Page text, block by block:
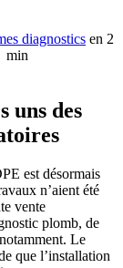
diagnostics en 2
min
uns des
est désormais
n’aient été
vente
plomb, de
Le
que l’installation